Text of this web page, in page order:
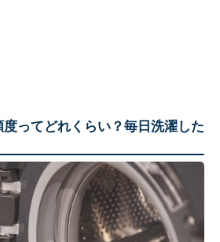
ってどれくらい？毎日洗濯した